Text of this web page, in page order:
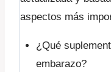
aspectos más
¿Qué
embarazo?